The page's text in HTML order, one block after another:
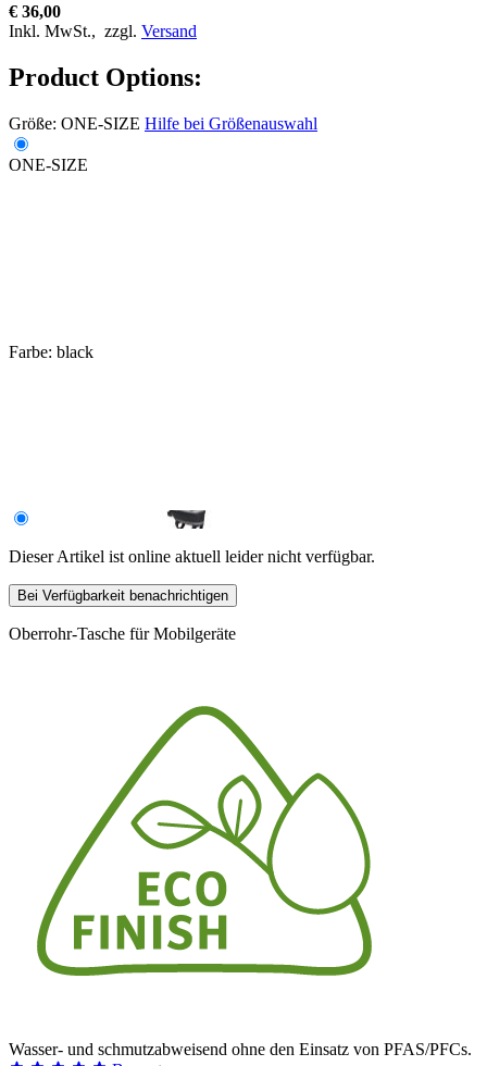
€ 36,00
Inkl. MwSt., zzgl. Versand
Product Options:
Größe: ONE-SIZE Hilfe bei Größenauswahl
ONE-SIZE
Farbe: black
Dieser Artikel ist online aktuell leider nicht verfügbar.
Bei Verfügbarkeit benachrichtigen
Oberrohr-Tasche für Mobilgeräte
Wasser- und schmutzabweisend ohne den Einsatz von PFAS/PFCs.